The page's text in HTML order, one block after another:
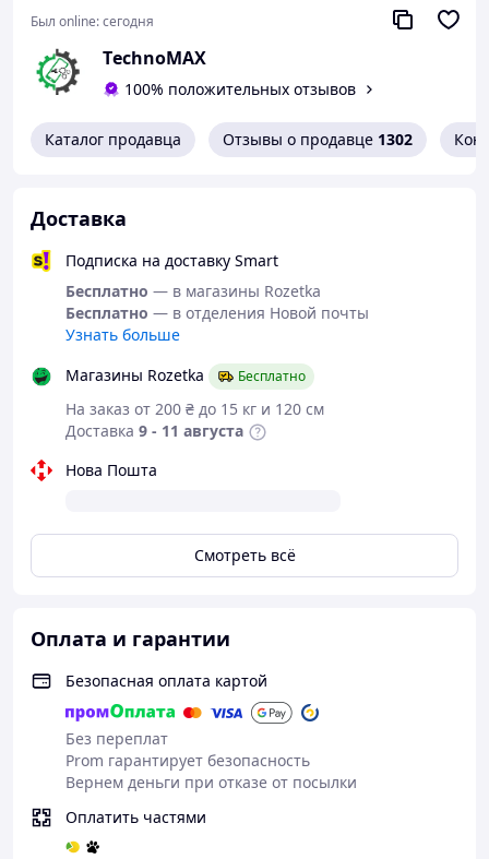
Был online:сегодня
ТechnoMAX
100% положительных отзывов
Каталог продавца Отзывы о продавце 1302
Доставка
Подписка на доставку Smart
Бесплатно — в магазины Rozetka
Бесплатно — в отделения Новой почты
Узнать больше
Магазины Rozetka
Бесплатно
На заказ от 200 ₴ до 15 кг и 120 см
Доставка 9 - 11 августа
Нова Пошта
Смотреть всё
Оплата и гарантии
Безопасная оплата картой
Без переплат
Prom гарантирует безопасность
Вернем деньги при отказе от посылки
Оплатить частями